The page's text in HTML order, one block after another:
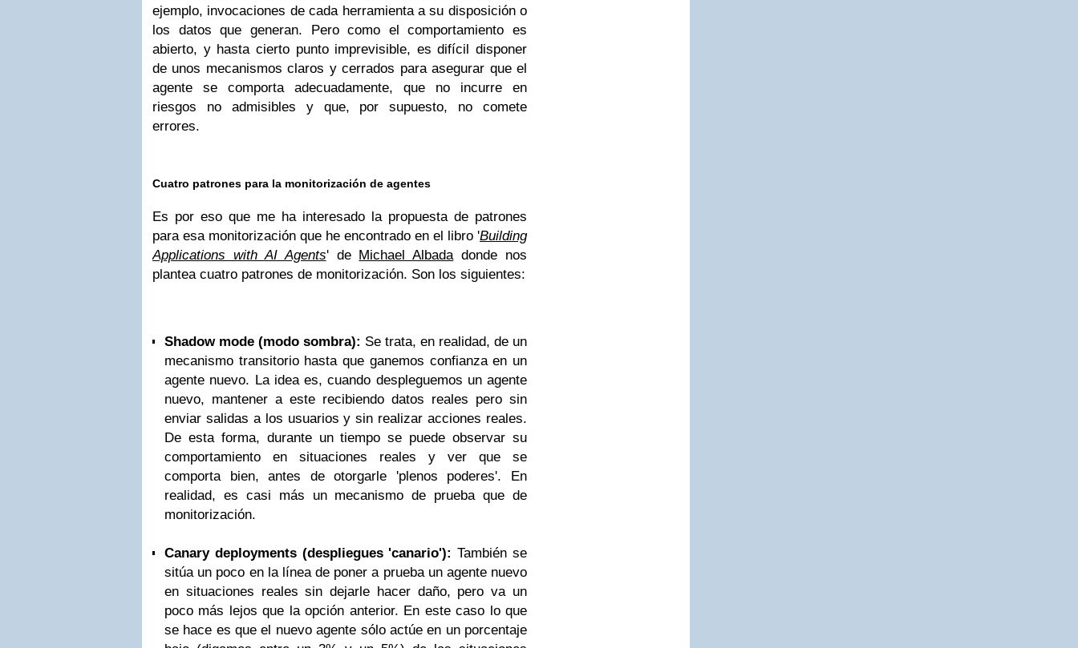
ejemplo, invocaciones de cada herramienta a su disposición o
los datos que generan. Pero como el comportamiento es
abierto, y hasta cierto punto imprevisible, es difícil disponer
de unos mecanismos claros y cerrados para asegurar que el
agente se comporta adecuadamente, que no incurre en
riesgos no admisibles y que, por supuesto, no comete
errores.
Cuatro patrones para la monitorización de agentes
Es por eso que me ha interesado la propuesta de patrones
para esa monitorización que he encontrado en el libro 'Building
Applications with AI Agents' de Michael Albadadonde nos
plantea cuatro patrones de monitorización. Son los siguientes:
Shadow mode (modo sombra): Se trata, en realidad, de un
mecanismo transitorio hasta que ganemos confianza en un
agente nuevo. La idea es, cuando despleguemos un agente
nuevo, mantener a este recibiendo datos reales pero sin
enviar salidas a los usuarios y sin realizar acciones reales.
De esta forma, durante un tiempo se puede observar su
comportamiento en situaciones reales y ver que se
comporta bien, antes de otorgarle 'plenos poderes'. En
realidad, es casi más un mecanismo de prueba que de
monitorización.
Canary deployments (despliegues 'canario'): También se
sitúa un poco en la línea de poner a prueba un agente nuevo
en situaciones reales sin dejarle hacer daño, pero va un
poco más lejos que la opción anterior. En este caso lo que
se hace es que el nuevo agente sólo actúe en un porcentaje